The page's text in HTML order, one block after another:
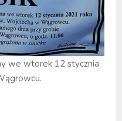
we wtorek 12 stycznia